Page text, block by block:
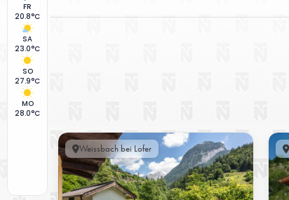
FR
20.8°C
SA
23.0°C
SO
27.9°C
MO
28.0°C
Weissbach bei Lofer